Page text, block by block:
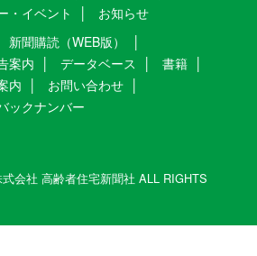
・イベント
お知らせ
新聞購読（WEB版）
案内 データベース
書籍
内
お問い合わせ
ックナンバー
会社 高齢者住宅新聞社 ALL RIGHTS